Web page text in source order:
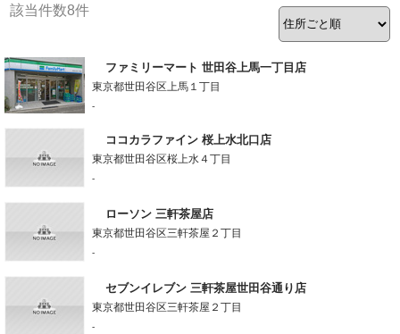
該当件数8件
ファミリーマート 世田谷上馬一丁目店
東京都世田谷区上馬１丁目
-
ココカラファイン 桜上水北口店
東京都世田谷区桜上水４丁目
-
ローソン 三軒茶屋店
東京都世田谷区三軒茶屋２丁目
-
セブンイレブン 三軒茶屋世田谷通り店
東京都世田谷区三軒茶屋２丁目
-